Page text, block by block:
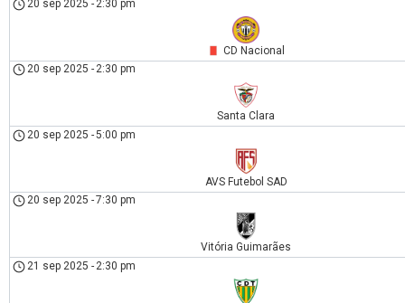
20 sep 2025 - 2:30 pm
CD Nacional
20 sep 2025 - 2:30 pm
Santa Clara
20 sep 2025 -5:00 pm
AVS Futebol SAD
20 sep 2025 -7:30 pm
Vitória Guimarães
21 sep 2025 - 2:30 pm